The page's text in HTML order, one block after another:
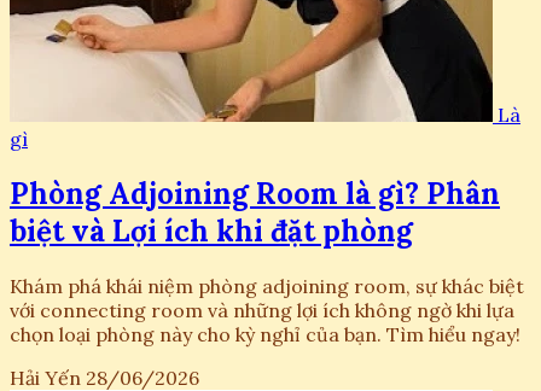
Là
gì
Phòng Adjoining Room là gì? Phân
biệt và Lợi ích khi đặt phòng
Khám phá khái niệm phòng adjoining room, sự khác biệt
với connecting room và những lợi ích không ngờ khi lựa
chọn loại phòng này cho kỳ nghỉ của bạn. Tìm hiểu ngay!
Hải Yến 28/06/2026